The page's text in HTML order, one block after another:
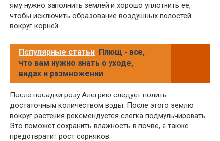
яму нужно заполнить землей и хорошо уплотнить ее,
чтобы исключить образование воздушных полостей
вокруг корней.
Популярные статьи Плющ - все,
что вам нужно знать о уходе,
видах и размножении
После посадки розу Алегрию следует полить
достаточным количеством воды. После этого землю
вокруг растения рекомендуется слегка подмульчировать.
Это поможет сохранить влажность в почве, а также
предотвратит рост сорняков.